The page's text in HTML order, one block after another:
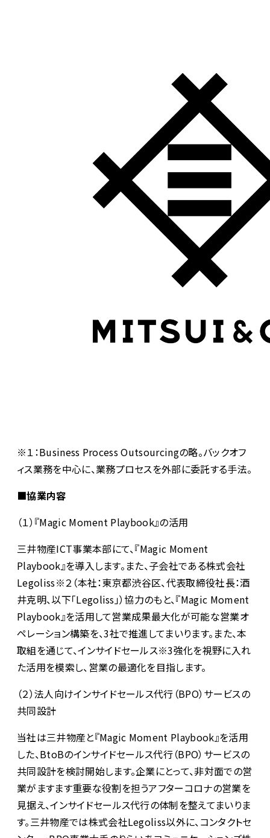
※１：Business Process Outsourcingの略。バックオフ
ィス業務を中心に、業務プロセスを外部に委託する手法。
■協業内容
（１）『Magic Moment Playbook』の活用
三井物産ICT事業本部にて、『Magic Moment
Playbook』を導入します。また、子会社である株式会社
Legoliss※２（本社：東京都渋谷区、代表取締役社長：酒
井克明、以下「Legoliss」）協力のもと、『Magic Moment
Playbook』を活用して営業成果最大化が可能な営業オ
ペレーション構築を、3社で推進してまいります。また、本
取組を通じて、インサイドセールス※3強化を視野に入れ
た活用を模索し、営業の最適化を目指します。
（２）法人向けインサイドセールス代行（BPO）サービスの
共同設計
当社は三井物産と『Magic Moment Playbook』を活用
した、BtoBのインサイドセールス代行（BPO）サービスの
共同設計を検討開始します。企業にとって、非対面での営
業がますます重要な役割を担うアフターコロナの営業を
見据え、インサイドセールス代行の体制を整えてまいりま
す。三井物産では株式会社Legoliss以外に、コンタクトセ